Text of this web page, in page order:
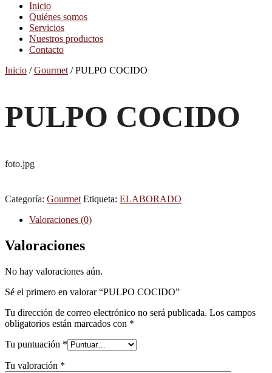
Inicio
Quiénes somos
Servicios
Nuestros productos
Contacto
Inicio /Gourmet / PULPO COCIDO
PULPO COCIDO
foto.jpg
Categoría: Gourmet Etiqueta: ELABORADO
Valoraciones (0)
Valoraciones
No hay valoraciones aún.
Sé el primero en valorar “PULPO COCIDO”
Tu dirección de correo electrónico no será publicada. Los campos
obligatorios están marcados con *
Tu puntuación *
Tu valoración *